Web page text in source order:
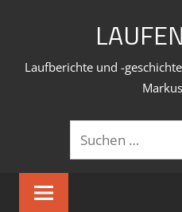
Laufberichte und -
Suchen
nach: